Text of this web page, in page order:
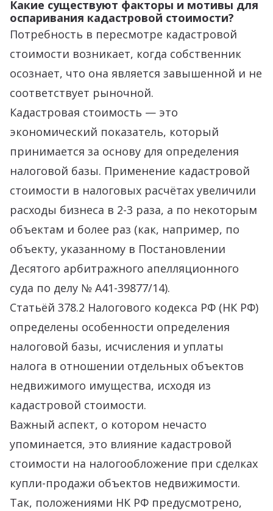
Какие существуют факторы и мотивы для
оспаривания кадастровой стоимости?
Потребность в пересмотре кадастровой
стоимости возникает, когда собственник
осознает, что она является завышенной и не
соответствует рыночной.
Кадастровая стоимость — это
экономический показатель, который
принимается за основу для определения
налоговой базы. Применение кадастровой
стоимости в налоговых расчётах увеличили
расходы бизнеса в 2-3 раза, а по некоторым
объектам и более раз (как, например, по
объекту, указанному в Постановлении
Десятого арбитражного апелляционного
суда по делу № А41-39877/14).
Статьёй 378.2 Налогового кодекса РФ (НК РФ)
определены особенности определения
налоговой базы, исчисления и уплаты
налога в отношении отдельных объектов
недвижимого имущества, исходя из
кадастровой стоимости.
Важный аспект, о котором нечасто
упоминается, это влияние кадастровой
стоимости на налогообложение при сделках
купли-продажи объектов недвижимости.
Так, положениями НК РФ предусмотрено,